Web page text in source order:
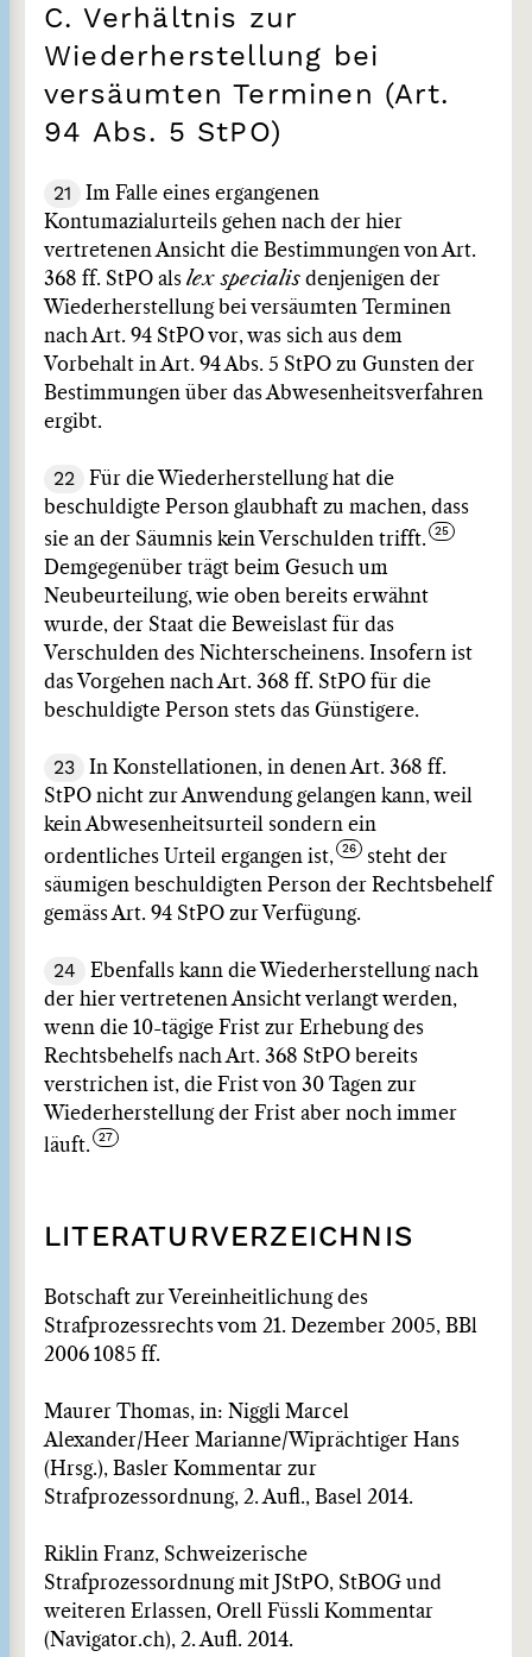
C. Verhältnis zur
Wiederherstellung bei
versäumten Terminen (Art.
94 Abs. 5 StPO)
21
Im Falle eines ergangenen
Kontumazialurteils gehen nach der hier
vertretenen Ansicht die Bestimmungen von Art.
368 ff. StPO als lex specialis denjenigen der
Wiederherstellung bei versäumten Terminen
nach Art. 94 StPO vor, was sich aus dem
Vorbehalt in Art. 94 Abs. 5 StPO zu Gunsten der
Bestimmungen über das Abwesenheitsverfahren
ergibt.
22
Für die Wiederherstellung hat die
beschuldigte Person glaubhaft zu machen, dass
sie an der Säumnis kein Verschulden trifft.
Demgegenüber trägt beim Gesuch um
Neubeurteilung, wie oben bereits erwähnt
wurde, der Staat die Beweislast für das
Verschulden des Nichterscheinens. Insofern ist
das Vorgehen nach Art. 368 ff. StPO für die
beschuldigte Person stets das Günstigere.
23
In Konstellationen, in denen Art. 368 ff.
StPO nicht zur Anwendung gelangen kann, weil
kein Abwesenheitsurteil sondern ein
ordentliches Urteil ergangen ist,
steht der
säumigen beschuldigten Person der Rechtsbehelf
gemäss Art. 94 StPO zur Verfügung.
24
Ebenfalls kann die Wiederherstellung nach
der hier vertretenen Ansicht verlangt werden,
wenn die 10-tägige Frist zur Erhebung des
Rechtsbehelfs nach Art. 368 StPO bereits
verstrichen ist, die Frist von 30 Tagen zur
Wiederherstellung der Frist aber noch immer
läuft.
LITERATURVERZEICHNIS
Botschaft zur Vereinheitlichung des
Strafprozessrechts vom 21. Dezember 2005, BBl
2006 1085 ff.
Maurer Thomas, in: Niggli Marcel
Alexander/Heer Marianne/Wiprächtiger Hans
(Hrsg.), Basler Kommentar zur
Strafprozessordnung, 2. Aufl., Basel 2014.
Riklin Franz, Schweizerische
Strafprozessordnung mit JStPO, StBOG und
weiteren Erlassen, Orell Füssli Kommentar
(Navigator.ch), 2. Aufl. 2014.